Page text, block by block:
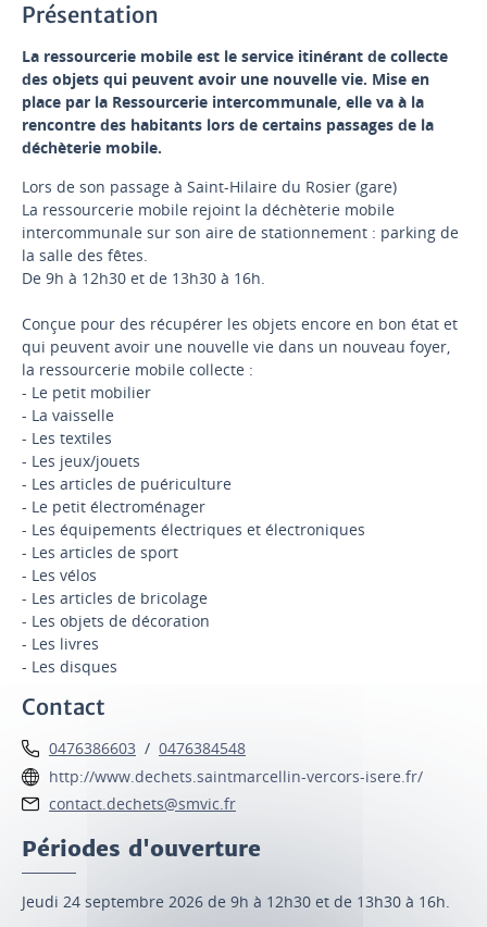
Présentation
La ressourcerie mobile est le service itinérant de collecte
des objets qui peuvent avoir une nouvelle vie. Mise en
place par la Ressourcerie intercommunale, elle va à la
rencontre des habitants lors de certains passages de la
déchèterie mobile.
Lors de son passage à Saint-Hilaire du Rosier (gare)
La ressourcerie mobile rejoint la déchèterie mobile
intercommunale sur son aire de stationnement : parking de
la salle des fêtes.
De 9h à 12h30 et de 13h30 à 16h.
Conçue pour des récupérer les objets encore en bon état et
qui peuvent avoir une nouvelle vie dans un nouveau foyer,
la ressourcerie mobile collecte :
- Le petit mobilier
- La vaisselle
- Les textiles
- Les jeux/jouets
- Les articles de puériculture
- Le petit électroménager
- Les équipements électriques et électroniques
- Les articles de sport
- Les vélos
- Les articles de bricolage
- Les objets de décoration
- Les livres
- Les disques
Contact
0476386603 / 0476384548
http://www.dechets.saintmarcellin-vercors-isere.fr/
contact.dechets@smvic.fr
Périodes d'ouverture
Jeudi 24 septembre 2026 de 9h à 12h30 et de 13h30 à 16h.